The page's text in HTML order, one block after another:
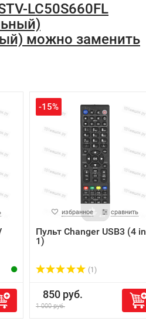
LC50S660FL
можно заменить
-15%
избранное сравнить
Пульт Changer USB3 (4 in
1)
(1)
850 руб.
1 000 руб.